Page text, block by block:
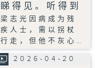
睇得见。听得到
梁志光因病成为残
疾人士，需以拐杖
行走，但他不灰心…
2026-04-20